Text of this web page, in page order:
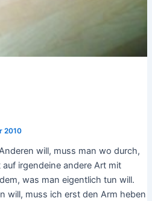
2010
will, muss man wo durch,
irgendeine andere Art mit
was man eigentlich tun will.
will, muss ich erst den Arm heben